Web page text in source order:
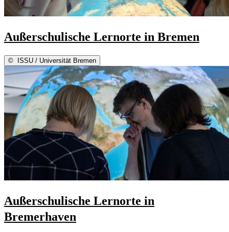
Außerschulische Lernorte in Bremen
© ISSU / Universität Bremen
Außerschulische Lernorte in
Bremerhaven